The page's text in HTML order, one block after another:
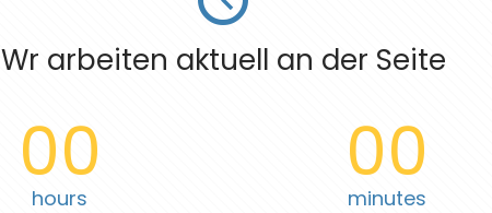
Wr arbeiten aktuell an der Seite
00
hours
00
minutes